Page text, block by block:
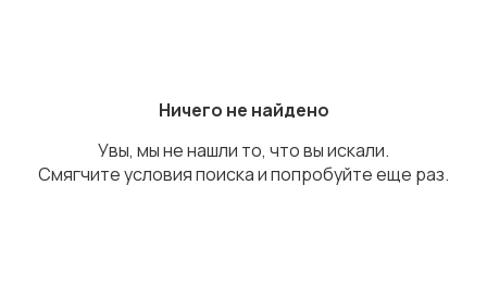
Ничего не найдено
Увы, мы не нашли то, что вы искали.
Смягчите условия поиска и попробуйте еще раз.